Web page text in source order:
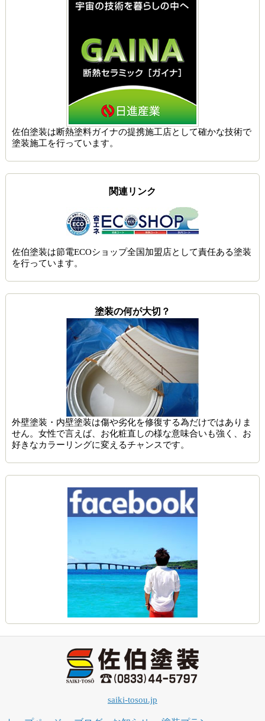
佐伯塗装は断熱塗料ガイナの提携施工店として確かな技術で
塗装施工を行っています。
関連リンク
佐伯塗装は節電ECOショップ全国加盟店として責任ある塗装
を行っています。
塗装の何が大切？
外壁塗装・内壁塗装は傷や劣化を修復する為だけではありま
せん。女性で言えば、お化粧直しの様な意味合いも強く、お
好きなカラーリングに変えるチャンスです。
saiki-tosou.jp